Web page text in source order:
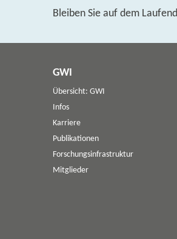
Bleiben Sie auf dem
GWI
Übersicht: GWI
Infos
Karriere
Publikationen
Forschungsinfrastruktur
Mitglieder